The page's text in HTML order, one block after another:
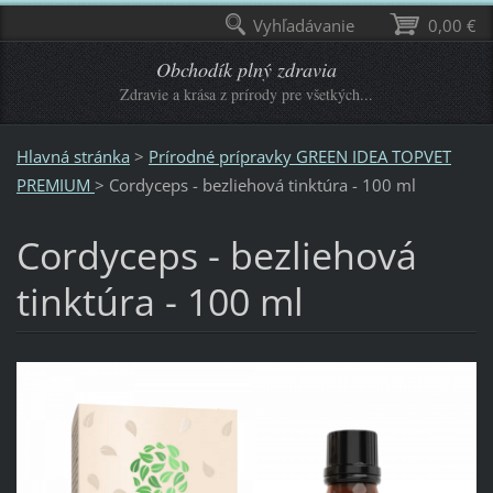
Obchodík plný zdravia
Zdravie a krása z prírody pre všetkých...
Hlavná stránka > Prírodné prípravky GREEN IDEA TOPVET
PREMIUM > Cordyceps - bezliehová tinktúra - 100 ml
Cordyceps - bezliehová
tinktúra - 100 ml
0,00 €
Vyhľadávanie